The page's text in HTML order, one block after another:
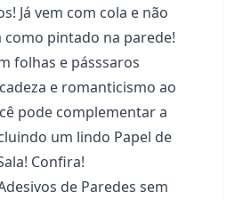
Já vem com cola e não
como pintado na parede!
folhas e pásssaros
e romanticismo ao
pode complementar a
um lindo Papel de
Confira!
de Paredes sem